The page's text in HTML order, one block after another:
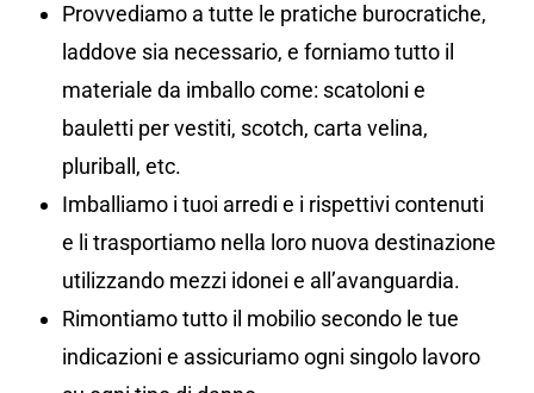
Provvediamo a tutte le pratiche burocratiche,
laddove sia necessario, e forniamo tutto il
materiale da imballo come: scatoloni e
bauletti per vestiti, scotch, carta velina,
pluriball, etc.
Imballiamo i tuoi arredi e i rispettivi contenuti
e li trasportiamo nella loro nuova destinazione
utilizzando mezzi idonei e all’avanguardia.
Rimontiamo tutto il mobilio secondo le tue
indicazioni e assicuriamo ogni singolo lavoro